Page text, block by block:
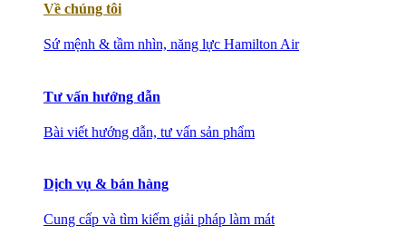
Về chúng tôi
Sứ mệnh & tầm nhìn, năng lực Hamilton Air
Tư vấn hướng dẫn
Bài viết hướng dẫn, tư vấn sản phẩm
Dịch vụ & bán hàng
Cung cấp và tìm kiếm giải pháp làm mát